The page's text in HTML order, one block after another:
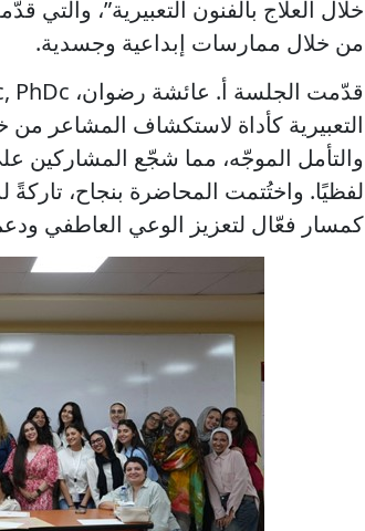
خلال العلاج بالفنون التعبيرية”،
من خلال ممارسات إبداعية وجسدية.
التعبيرية كأداة لاستكشاف المشاعر من
والتأمل الموجّه، مما شجّع المشاركين
لفظيًا. واختُتمت المحاضرة بنجاح، تاركةً
كمسار فعّال لتعزيز الوعي العاطفي